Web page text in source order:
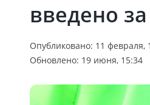
введено
Опубликовано: 11 февраля,
Обновлено: 19 июня, 15:34